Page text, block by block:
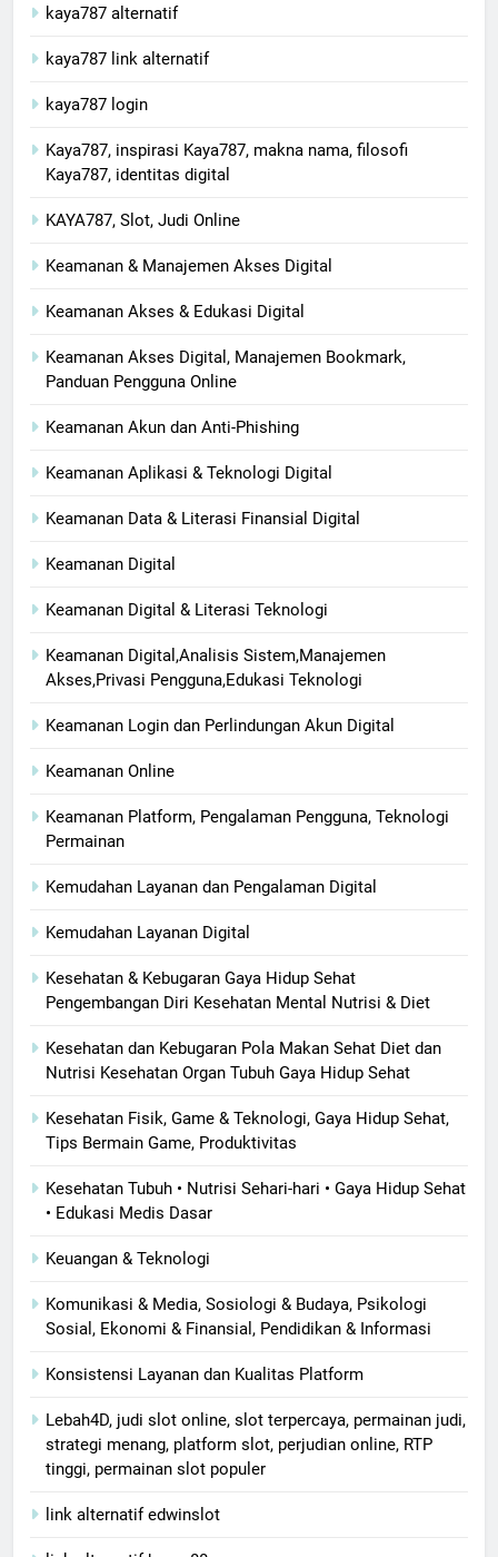
kaya787 alternatif
kaya787 link alternatif
kaya787 login
Kaya787, inspirasi Kaya787, makna nama, filosofi
Kaya787, identitas digital
KAYA787, Slot, Judi Online
Keamanan & Manajemen Akses Digital
Keamanan Akses & Edukasi Digital
Keamanan Akses Digital, Manajemen Bookmark,
Panduan Pengguna Online
Keamanan Akun dan Anti-Phishing
Keamanan Aplikasi & Teknologi Digital
Keamanan Data & Literasi Finansial Digital
Keamanan Digital
Keamanan Digital & Literasi Teknologi
Keamanan Digital,Analisis Sistem,Manajemen
Akses,Privasi Pengguna,Edukasi Teknologi
Keamanan Login dan Perlindungan Akun Digital
Keamanan Online
Keamanan Platform, Pengalaman Pengguna, Teknologi
Permainan
Kemudahan Layanan dan Pengalaman Digital
Kemudahan Layanan Digital
Kesehatan & Kebugaran Gaya Hidup Sehat
Pengembangan Diri Kesehatan Mental Nutrisi & Diet
Kesehatan dan Kebugaran Pola Makan Sehat Diet dan
Nutrisi Kesehatan Organ Tubuh Gaya Hidup Sehat
Kesehatan Fisik, Game & Teknologi, Gaya Hidup Sehat,
Tips Bermain Game, Produktivitas
Kesehatan Tubuh • Nutrisi Sehari-hari • Gaya Hidup Sehat
• Edukasi Medis Dasar
Keuangan & Teknologi
Komunikasi & Media, Sosiologi & Budaya, Psikologi
Sosial, Ekonomi & Finansial, Pendidikan & Informasi
Konsistensi Layanan dan Kualitas Platform
Lebah4D, judi slot online, slot terpercaya, permainan judi,
strategi menang, platform slot, perjudian online, RTP
tinggi, permainan slot populer
link alternatif edwinslot